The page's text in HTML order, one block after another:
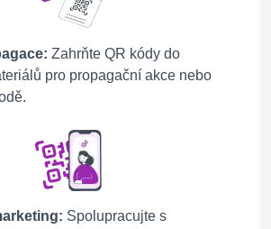
Zahrňte QR kódy do
pro propagační akce nebo
Spolupracujte s